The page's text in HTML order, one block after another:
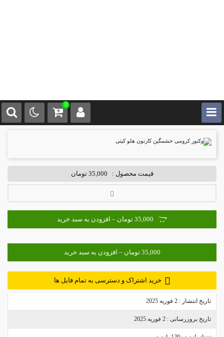
0
قیمت محصول : 35,000 تومان
35,000 تومان – افزودن به سبد خرید
خرید اشتراک و دسترسی به تمام فایل ها
تاریخ انتشار : 2 فوریه 2025
تاریخ بروزرسانی : 2 فوریه 2025